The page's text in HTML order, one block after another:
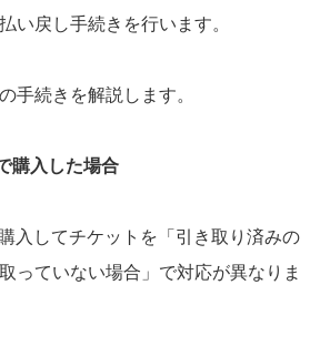
い戻し手続きを行います。
手続きを解説します。
購入した場合
入してチケットを「引き取り済みの
っていない場合」で対応が異なりま